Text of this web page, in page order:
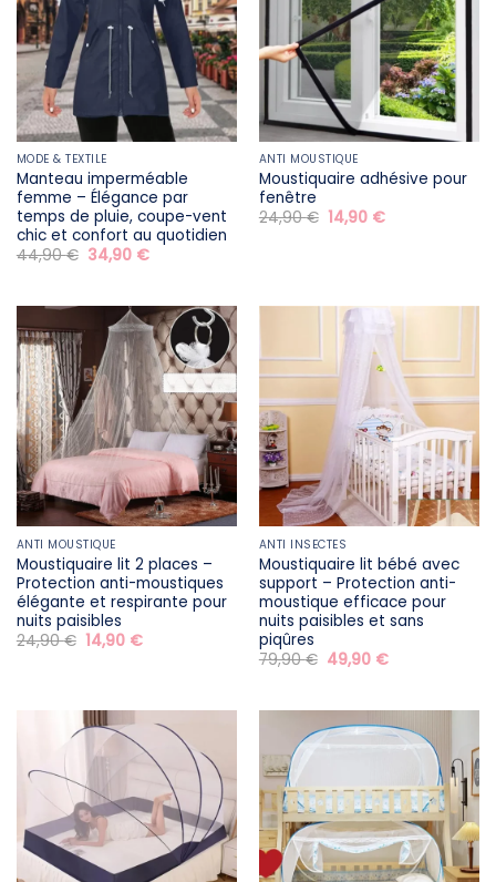
MODE & TEXTILE
Manteau imperméable
femme – Élégance par
temps de pluie, coupe-vent
chic et confort au quotidien
44,90€ Le
prix
44,90 €.
34,90 €Le
34,90 €.
ANTI MOUSTIQUE
Moustiquaire adhésive pour
fenêtre
24,90€ Le
prix
14,90 €Le
ANTI MOUSTIQUE
Moustiquaire lit 2 places –
Protection anti-moustiques
élégante et respirante pour
nuits paisibles
24,90€ Le
prix
14,90 €Le
ANTI INSECTES
Moustiquaire lit bébé avec
support – Protection anti-
moustique efficace pour
nuits paisibles et sans
piqûres
79,90€ Le
prix
79,90 €.
49,90 €Le
49,90 €.